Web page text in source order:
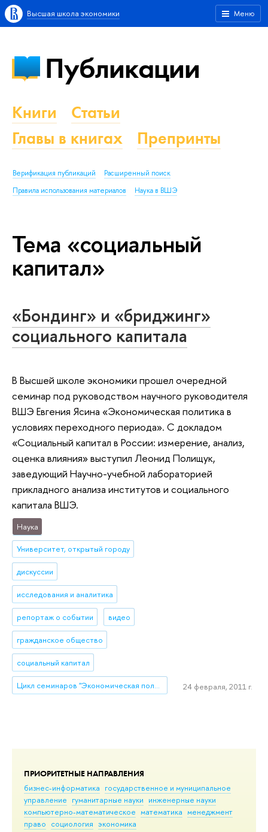
Меню
Высшая школа экономики
ПРИОРИТЕТНЫЕ НАПРАВЛЕНИЯ
бизнес-информатика государственное и муниципальное
управление гуманитарные науки инженерные науки
компьютерно-математическое математика менеджмент
право социология экономика
Публикации
Книги
Статьи
Главы в книгах
Препринты
Верификация публикаций
Расширенный поиск
Правила использования материалов
Наука в ВШЭ
Тема «социальный
капитал»
«Бондинг» и «бриджинг»
социального капитала
В Высшей школе экономики прошел очередной
семинар под руководством научного руководителя
ВШЭ Евгения Ясина «Экономическая политика в
условиях переходного периода». С докладом
«Социальный капитал в России: измерение, анализ,
оценка влияния» выступил Леонид Полищук,
заведующий Научно-учебной лабораторией
прикладного анализа институтов и социального
капитала ВШЭ.
Наука
Университет, открытый городу
дискуссии
исследования и аналитика
репортаж о событии видео
гражданское общество
социальный капитал
Цикл семинаров "Экономическая политика в условиях переходного периода" под руководством Евгения Ясина 24 февраля, 2011 г.